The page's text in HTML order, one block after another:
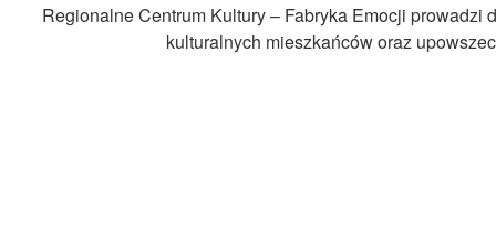
Regionalne Centrum Kultury – Fabryka Emocji
kulturalnych mieszkańców oraz